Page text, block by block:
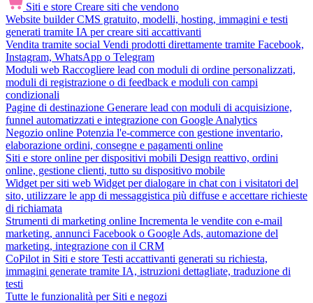
Siti e store Creare siti che vendono
Website builder CMS gratuito, modelli, hosting, immagini e testi
generati tramite IA per creare siti accattivanti
Vendita tramite social Vendi prodotti direttamente tramite Facebook,
Instagram, WhatsApp o Telegram
Moduli web Raccogliere lead con moduli di ordine personalizzati,
moduli di registrazione o di feedback e moduli con campi
condizionali
Pagine di destinazione Generare lead con moduli di acquisizione,
funnel automatizzati e integrazione con Google Analytics
Negozio online Potenzia l'e-commerce con gestione inventario,
elaborazione ordini, consegne e pagamenti online
Siti e store online per dispositivi mobili Design reattivo, ordini
online, gestione clienti, tutto su dispositivo mobile
Widget per siti web Widget per dialogare in chat con i visitatori del
sito, utilizzare le app di messaggistica più diffuse e accettare richieste
di richiamata
Strumenti di marketing online Incrementa le vendite con e-mail
marketing, annunci Facebook o Google Ads, automazione del
marketing, integrazione con il CRM
CoPilot in Siti e store Testi accattivanti generati su richiesta,
immagini generate tramite IA, istruzioni dettagliate, traduzione di
testi
Tutte le funzionalità per Siti e negozi